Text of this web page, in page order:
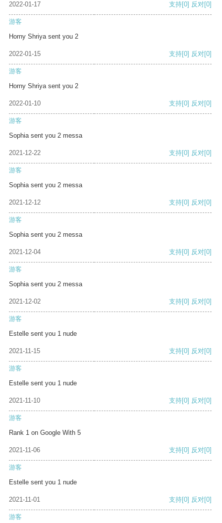
2022-01-17 支持[0] 反对[0]
游客
Horny Shriya sent you 2
2022-01-15 支持[0] 反对[0]
游客
Horny Shriya sent you 2
2022-01-10 支持[0] 反对[0]
游客
Sophia sent you 2 messa
2021-12-22 支持[0] 反对[0]
游客
Sophia sent you 2 messa
2021-12-12 支持[0] 反对[0]
游客
Sophia sent you 2 messa
2021-12-04 支持[0] 反对[0]
游客
Sophia sent you 2 messa
2021-12-02 支持[0] 反对[0]
游客
Estelle sent you 1 nude
2021-11-15 支持[0] 反对[0]
游客
Estelle sent you 1 nude
2021-11-10 支持[0] 反对[0]
游客
Rank 1 on Google With 5
2021-11-06 支持[0] 反对[0]
游客
Estelle sent you 1 nude
2021-11-01 支持[0] 反对[0]
游客